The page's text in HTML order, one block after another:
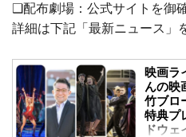
❑配布劇場：公式サイトを御
詳細は下記「最新ニュース」
映画ラ
んの映
竹ブロ
特典プ
ドウェ